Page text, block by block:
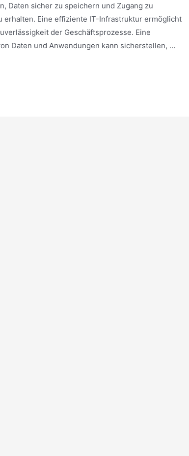
Daten sicher zu speichern und Zugang zu
erhalten. Eine effiziente IT-Infrastruktur ermöglicht
der Geschäftsprozesse. Eine
Daten und Anwendungen kann sicherstellen, …